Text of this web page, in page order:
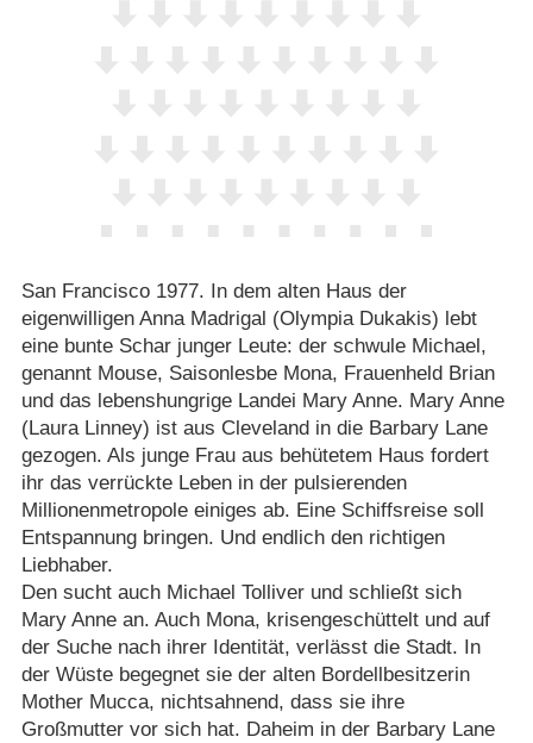
San Francisco 1977. In dem alten Haus der
eigenwilligen Anna Madrigal (Olympia Dukakis) lebt
eine bunte Schar junger Leute: der schwule Michael,
genannt Mouse, Saisonlesbe Mona, Frauenheld Brian
und das lebenshungrige Landei Mary Anne. Mary Anne
(Laura Linney) ist aus Cleveland in die Barbary Lane
gezogen. Als junge Frau aus behütetem Haus fordert
ihr das verrückte Leben in der pulsierenden
Millionenmetropole einiges ab. Eine Schiffsreise soll
Entspannung bringen. Und endlich den richtigen
Liebhaber.
Den sucht auch Michael Tolliver und schließt sich
Mary Anne an. Auch Mona, krisengeschüttelt und auf
der Suche nach ihrer Identität, verlässt die Stadt. In
der Wüste begegnet sie der alten Bordellbesitzerin
Mother Mucca, nichtsahnend, dass sie ihre
Großmutter vor sich hat. Daheim in der Barbary Lane